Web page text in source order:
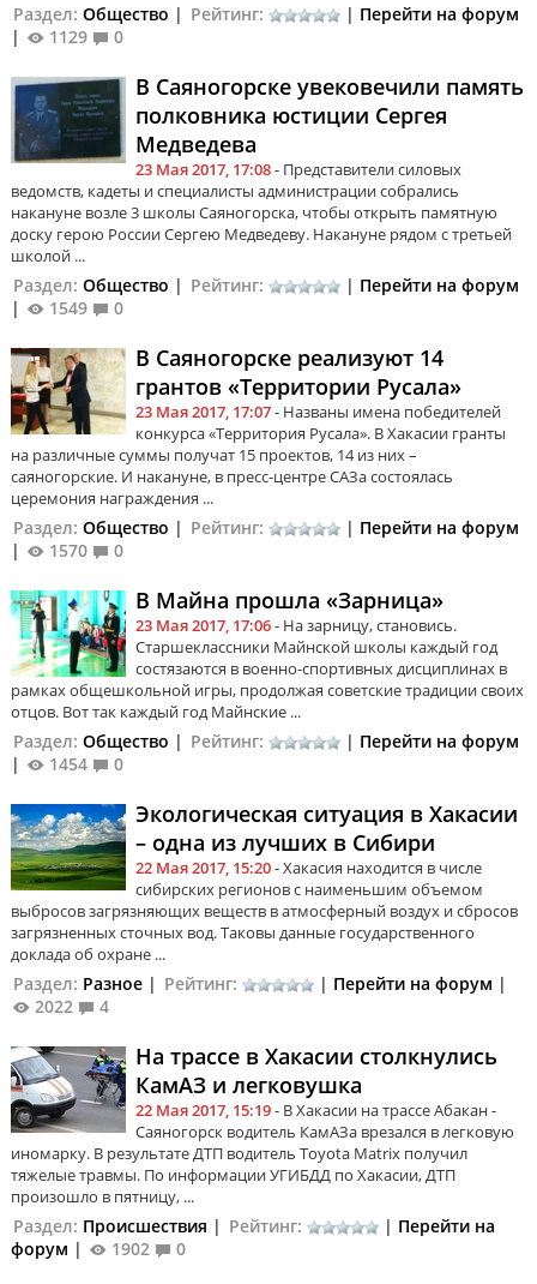
Раздел: Общество | Рейтинг: | Перейти на форум
|
1129 0
В Саяногорске увековечили память
полковника юстиции Сергея
Медведева
23 Мая 2017, 17:08- Представители силовых
ведомств, кадеты и специалисты администрации собрались
накануне возле 3 школы Саяногорска, чтобы открыть памятную
доску герою России Сергею Медведеву. Накануне рядом с третьей
школой ...
Раздел: Общество | Рейтинг: | Перейти на форум
|
1549 0
В Саяногорске реализуют 14
грантов «Территории Русала»
23 Мая 2017, 17:07- Названы имена победителей
конкурса «Территория Русала». В Хакасии гранты
на различные суммы получат 15 проектов, 14 из них –
саяногорские. И накануне, в пресс-центре САЗа состоялась
церемония награждения ...
Раздел: Общество | Рейтинг: | Перейти на форум
|
1570 0
В Майна прошла «Зарница»
23 Мая 2017, 17:06- На зарницу, становись.
Старшеклассники Майнской школы каждый год
состязаются в военно-спортивных дисциплинах в
рамках общешкольной игры, продолжая советские традиции своих
отцов. Вот так каждый год Майнские ...
Раздел: Общество | Рейтинг: | Перейти на форум
|
1454 0
Экологическая ситуация в Хакасии
– одна из лучших в Сибири
22 Мая 2017, 15:20- Хакасия находится в числе
сибирских регионов с наименьшим объемом
выбросов загрязняющих веществ в атмосферный воздух и сбросов
загрязненных сточных вод. Таковы данные государственного
доклада об охране ...
Раздел: Разное | Рейтинг: | Перейти на форум |
2022
4
На трассе в Хакасии столкнулись
КамАЗ и легковушка
22 Мая 2017, 15:19- В Хакасии на трассе Абакан -
Саяногорск водитель КамАЗа врезался в легковую
иномарку. В результате ДТП водитель Toyota Matrix получил
тяжелые травмы. По информации УГИБДД по Хакасии, ДТП
произошло в пятницу, ...
Раздел: Происшествия | Рейтинг: | Перейти на
форум | 1902 0